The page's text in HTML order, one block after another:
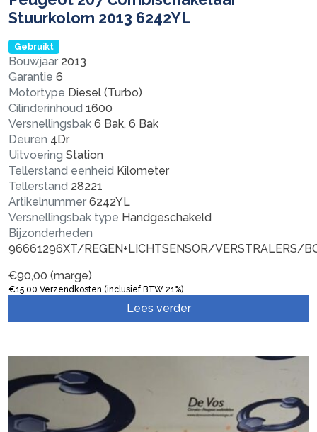
Stuurkolom 2013 6242YL
Gebruikt
Bouwjaar 2013
Garantie 6
Motortype Diesel (Turbo)
Cilinderinhoud 1600
Versnellingsbak 6 Bak, 6 Bak
Deuren 4Dr
Uitvoering Station
Tellerstand eenheid Kilometer
Tellerstand 28221
Artikelnummer 6242YL
Versnellingsbak type Handgeschakeld
Bijzonderheden
96661296XT/REGEN+LICHTSENSOR/VERSTRALERS/
€90,00 (marge)
€15,00 Verzendkosten (inclusief BTW 21%)
Lees verder